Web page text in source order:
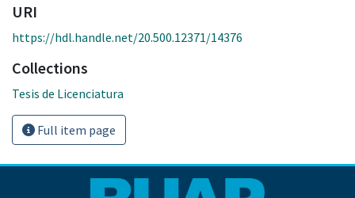
URI
https://hdl.handle.net/20.500.12371/14376
Collections
Tesis de Licenciatura
Full item page